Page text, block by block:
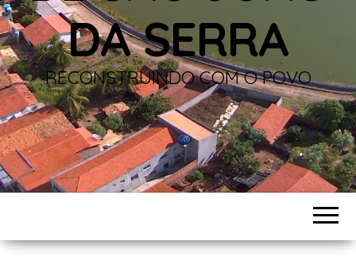
DA SERRA
RECONSTRUINDO COM O POVO